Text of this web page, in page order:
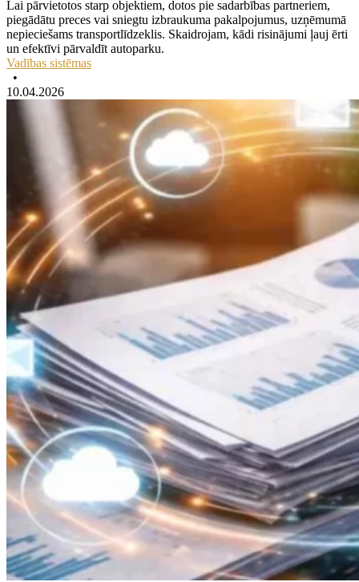
Lai pārvietotos starp objektiem, dotos pie sadarbības partneriem,
piegādātu preces vai sniegtu izbraukuma pakalpojumus, uzņēmumā
nepieciešams transportlīdzeklis. Skaidrojam, kādi risinājumi ļauj ērti
un efektīvi pārvaldīt autoparku.
Vadības sistēmas
•
10.04.2026